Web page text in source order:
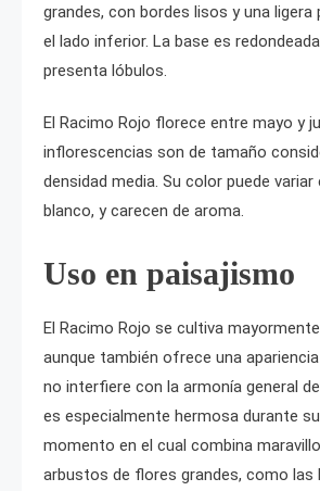
grandes, con bordes lisos y una ligera
el lado inferior. La base es
presenta lóbulos.
El Racimo Rojo florece entre mayo y
inflorescencias son de tamaño
densidad media. Su color puede
blanco, y carecen de aroma.
Uso en paisajismo
El Racimo Rojo se cultiva
aunque también ofrece una
no interfiere con la armonía general
es especialmente hermosa durante
momento en el cual combina
arbustos de flores grandes, como las